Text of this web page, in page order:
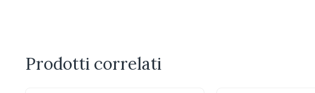
Prodotti correlati